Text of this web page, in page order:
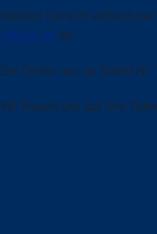
Melden Sie sich einfach
diktat.de an.
Sie finden uns an Stand Nr.
Wir freuen uns auf Ihre